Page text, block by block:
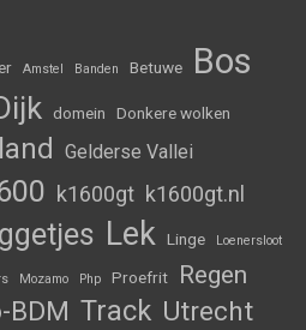
Amstel Banden Betuwe Bos
domein Donkere wolken
Gelderse Vallei
k1600gt k1600gt.nl
Lek Linge Loenersloot
Mozamo Php Proefrit Regen
BDM Track Utrecht